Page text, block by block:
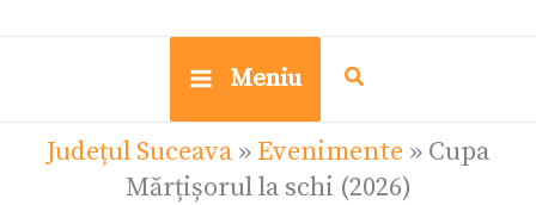
Meniu
Județul Suceava » Evenimente » Cupa
Mărțișorul la schi (2026)